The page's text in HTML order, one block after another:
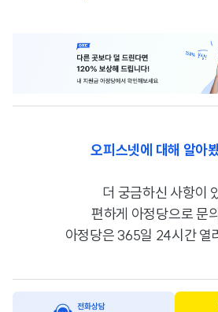
오피스넷에 대해 알아
더 궁금하신 사항이
편하게 아정당으로 문
아정당은 365일 24시간 열